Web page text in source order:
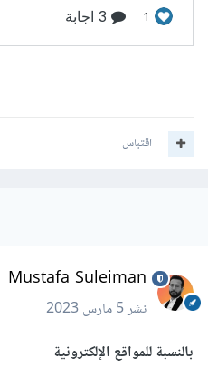
اقتباس
Mustafa Suleiman
نشر5 مارس 2023
بالنسبة للمواقع الإلكترونية